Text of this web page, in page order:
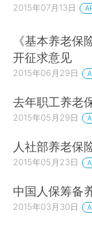
2015年07月13日
《基本养老
开征求意见
2015年06月29日
去年职工养老
2015年05月29日
人社部养老保
2015年05月23日
中国人保筹备
2015年03月30日